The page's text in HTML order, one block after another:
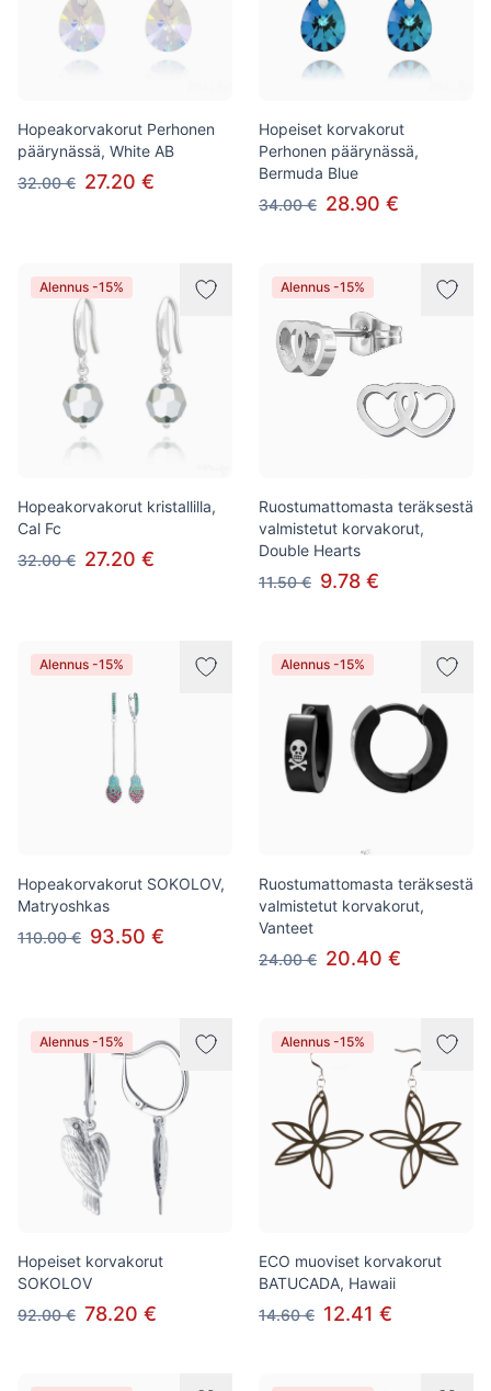
Hopeakorvakorut Perhonen
päärynässä, White AB
32.00 € 27.20 €
Hopeiset korvakorut
Perhonen päärynässä,
Bermuda Blue
34.00 € 28.90 €
Alennus -15%
Hopeakorvakorut kristallilla,
Cal Fc
32.00 € 27.20 €
Alennus -15%
Ruostumattomasta teräksestä
valmistetut korvakorut,
Double Hearts
11.50 € 9.78 €
Alennus -15%
Hopeakorvakorut SOKOLOV,
Matryoshkas
110.00 € 93.50 €
Alennus -15%
Ruostumattomasta teräksestä
valmistetut korvakorut,
Vanteet
24.00 € 20.40 €
Alennus -15%
Hopeiset korvakorut
SOKOLOV
92.00 € 78.20 €
Alennus -15%
ECO muoviset korvakorut
BATUCADA, Hawaii
14.60 € 12.41 €